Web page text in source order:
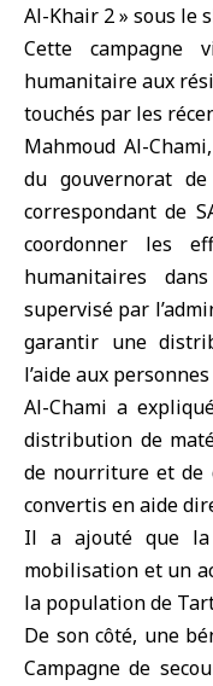
Al-Khair 2 » sous le
Cette campagne
humanitaire aux
touchés par les
Mahmoud Al-
du gouvernorat
correspondant de
coordonner les
humanitaires
supervisé par
garantir une
l’aide aux
Al-Chami a
distribution de
de nourriture et de
convertis en aide
Il a ajouté que la
mobilisation et un
la population de
De son côté, une
Campagne de